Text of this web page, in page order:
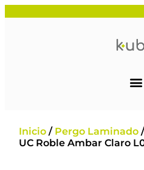
Inicio / Pergo Laminado
UC Roble Ambar Claro